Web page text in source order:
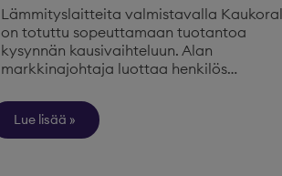
Lämmityslaitteita valmistavalla
on totuttu sopeuttamaan tuotantoa
kysynnän kausivaihteluun. Alan
markkinajohtaja luottaa henkilös…
Lue lisää